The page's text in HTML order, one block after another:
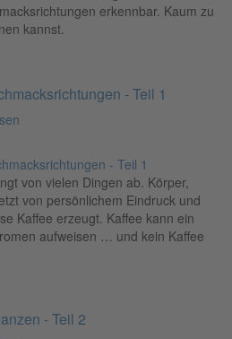
erkennbar. Kaum zu
kannst.
- Teil 1
von vielen Dingen ab. Körper,
von persönlichem Eindruck und
Kaffee erzeugt. Kaffee kann ein
aufweisen … und kein Kaffee
- Teil 2